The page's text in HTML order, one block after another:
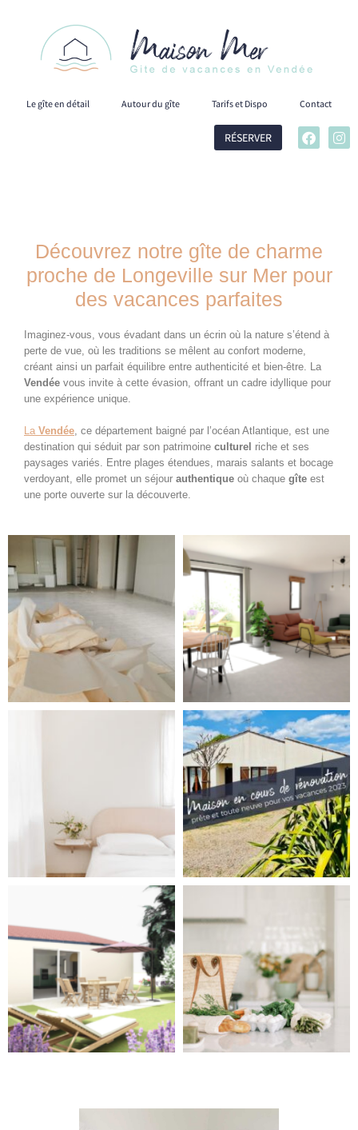
Le gîte en détail Autour du gîte Tarifs et Dispo Contact
RÉSERVER
Découvrez notre gîte de charme
proche de Longeville sur Mer pour
des vacances parfaites
Imaginez-vous, vous évadant dans un écrin où la nature s’étend à
perte de vue, où les traditions se mêlent au confort moderne,
créant ainsi un parfait équilibre entre authenticité et bien-être. La
Vendée vous invite à cette évasion, offrant un cadre idyllique pour
une expérience unique.
La Vendée , ce département baigné par l’océan Atlantique, est une
destination qui séduit par son patrimoine culturel riche et ses
paysages variés. Entre plages étendues, marais salants et bocage
verdoyant, elle promet un séjour authentique où chaque gîte est
une porte ouverte sur la découverte.